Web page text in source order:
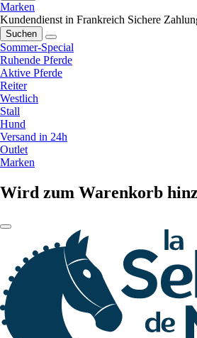
Marken
Kundendienst in Frankreich Sichere
Suchen
Sommer-Special
Ruhende Pferde
Aktive Pferde
Reiter
Westlich
Stall
Hund
Versand in 24h
Outlet
Marken
Wird zum Warenkorb